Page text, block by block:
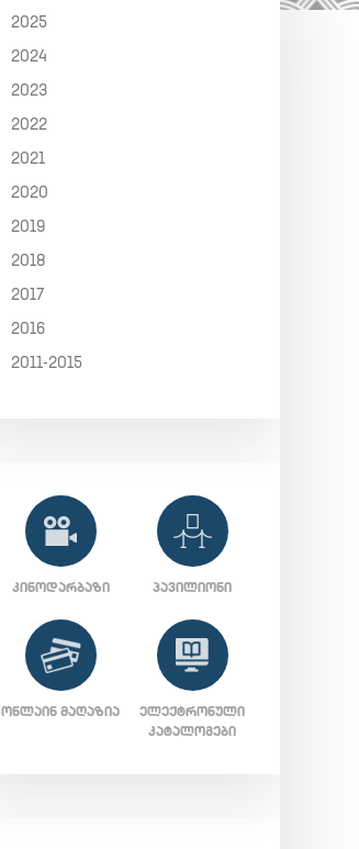
2025
2024
2023
2022
2021
2020
2019
2018
2017
2016
2011-2015
ᲙᲘᲜᲝᲓᲐᲠᲑᲐᲖᲘ ᲞᲐᲕᲘᲚᲘᲝᲜᲘ
ᲝᲜᲚᲐᲘᲜ ᲛᲐᲦᲐᲖᲘᲐ
ᲔᲚᲔᲥᲢᲠᲝᲜᲣᲚᲘ
ᲙᲐᲢᲐᲚᲝᲒᲔᲑᲘ